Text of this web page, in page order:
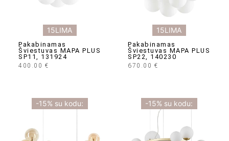
15LIMA
Pakabinamas
Šviestuvas MAPA PLUS
SP11, 131924
400.00 €
15LIMA
Pakabinamas
Šviestuvas MAPA PLUS
SP22, 140230
670.00 €
-15% su kodu: -15% su kodu: